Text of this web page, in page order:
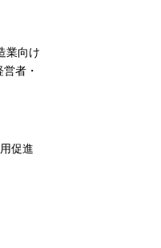
業向け
者・
促進